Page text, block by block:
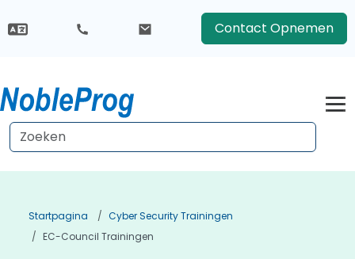
Contact Opnemen
Startpagina
Cyber Security Trainingen
EC-Council Trainingen